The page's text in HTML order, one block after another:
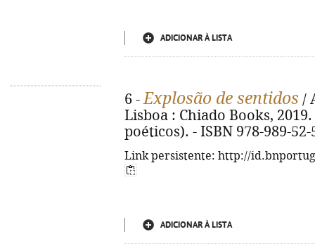
ADICIONAR À LISTA
6 -Explosão de sentidos /
Lisboa : Chiado Books,
poéticos). - ISBN 978-989-52-
Link persistente: http://
ADICIONAR À LISTA